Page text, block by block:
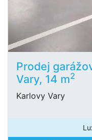
Prodej
Vary, 14 m2
Karlovy Vary